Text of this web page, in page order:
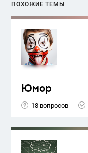
ПОХОЖИЕ ТЕМЫ
Юмор
18 вопросов